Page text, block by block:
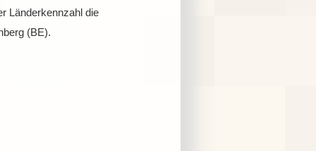
Länderkennzahl die
(BE).